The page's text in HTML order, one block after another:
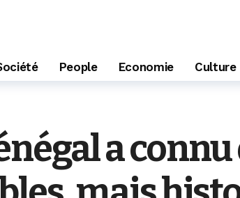
People Economie Culture
a